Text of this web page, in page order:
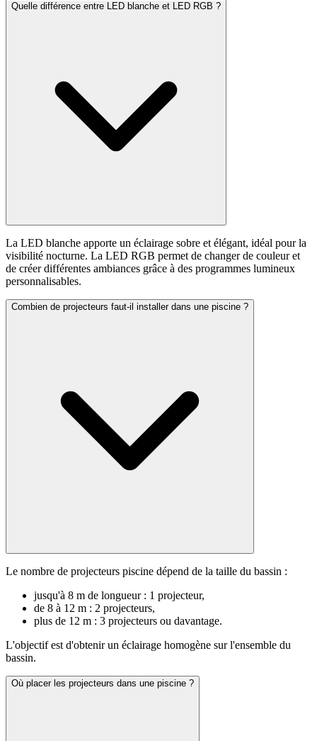
Quelle différence entre LED blanche et LED RGB ?
La LED blanche apporte un éclairage sobre et élégant, idéal pour la
visibilité nocturne. La LED RGB permet de changer de couleur et
de créer différentes ambiances grâce à des programmes lumineux
personnalisables.
Combien de projecteurs faut-il installer dans une piscine ?
Le nombre de projecteurs piscine dépend de la taille du bassin :
jusqu'à 8 m de longueur : 1 projecteur,
de 8 à 12 m : 2 projecteurs,
plus de 12 m : 3 projecteurs ou davantage.
L'objectif est d'obtenir un éclairage homogène sur l'ensemble du
bassin.
Où placer les projecteurs dans une piscine ?